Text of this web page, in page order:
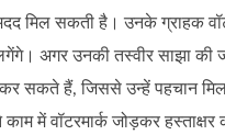
मिल सकती है। उनके ग्राहक
अगर उनकी तस्वीर साझा की
कर सकते हैं, जिससे उन्हें पहचान
में वॉटरमार्क जोड़कर हस्ताक्षर